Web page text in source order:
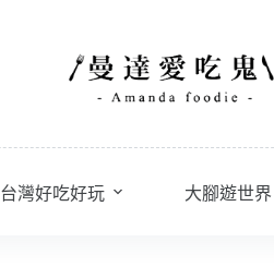
台灣好吃好玩 大腳遊世界